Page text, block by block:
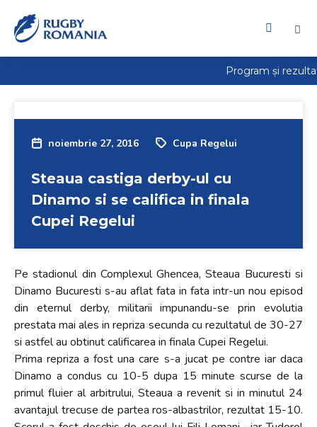
noiembrie 27, 2016 Cupa Regelui
Steaua castiga derby-ul cu
Dinamo si se califica in finala
Cupei Regelui
Pe stadionul din Complexul Ghencea, Steaua Bucuresti si
Dinamo Bucuresti s-au aflat fata in fata intr-un nou episod
din eternul derby, militarii impunandu-se prin evolutia
prestata mai ales in repriza secunda cu rezultatul de 30-27
si astfel au obtinut calificarea in finala Cupei Regelui.
Prima repriza a fost una care s-a jucat pe contre iar daca
Dinamo a condus cu 10-5 dupa 15 minute scurse de la
primul fluier al arbitrului, Steaua a revenit si in minutul 24
avantajul trecuse de partea ros-albastrilor, rezultat 15-10.